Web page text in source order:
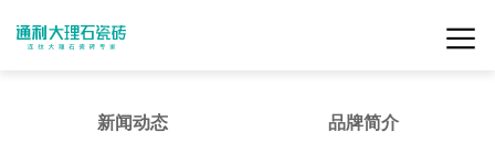
新闻动态 品牌简介